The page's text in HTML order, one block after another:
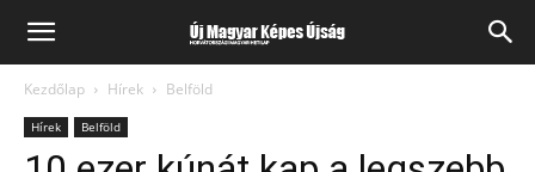
Kezdőlap Hírek Belföld
Hírek Belföld